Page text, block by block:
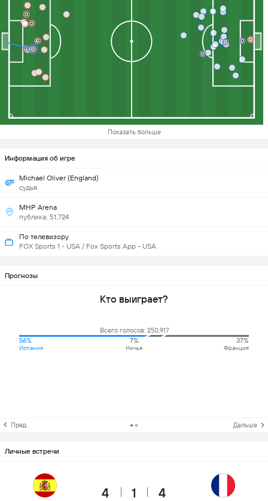
Показать больше
Информация об игре
Michael Oliver (England)
судья
MHP Arena
публика: 51,724
По телевизору
FOX Sports 1 - USA / Fox Sports App - USA
Прогнозы
Кто выиграет?
Всего голосов: 250,917
56%
Испания
7%
Ничья
37%
Франция
Пред. Дальше
Личные встречи
4 1 4